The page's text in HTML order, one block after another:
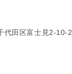
代田区富士見2-10-2